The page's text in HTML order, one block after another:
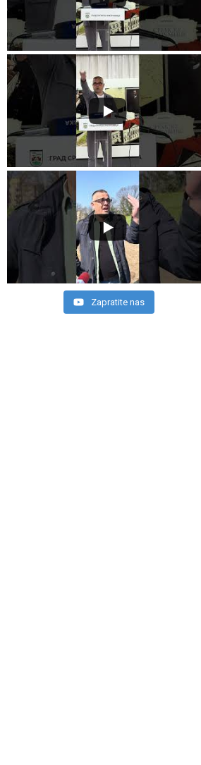
Zapratite nas